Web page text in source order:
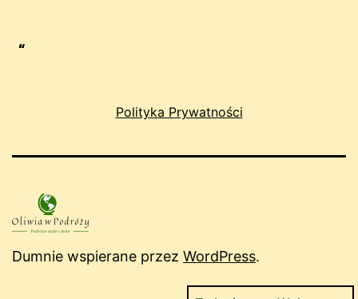
Polityka Prywatności
Dumnie wspierane przez WordPress.